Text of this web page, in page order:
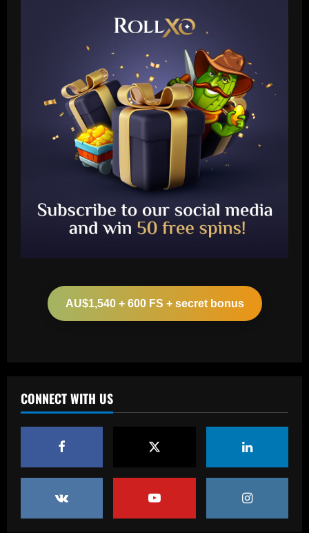
AU$1,540 + 600 FS + secret bonus
CONNECT WITH US
2
ahead of Man City and Bayern Munich
3
Relação familiar de Vítor Pereira no
Corinthians tem mescla de cobrança e
confiança
12/09/2025